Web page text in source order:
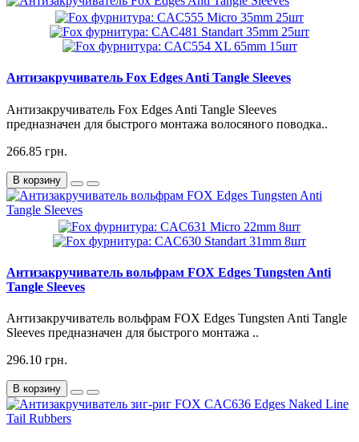
Антизакручиватель Fox Edges Anti Tangle Sleeves
Антизакручиватель Fox Edges Anti Tangle Sleeves
предназначен для быстрого монтажа волосяного поводка..
266.85 грн.
В корзину
Антизакручиватель вольфрам FOX Edges Tungsten Anti
Tangle Sleeves
Антизакручиватель вольфрам FOX Edges Tungsten Anti Tangle
Sleeves предназначен для быстрого монтажа ..
296.10 грн.
В корзину